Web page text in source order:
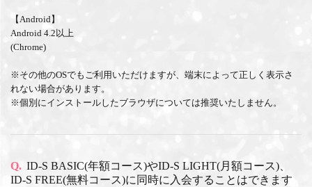
【Android】
Android 4.2以上
(Chrome)
※その他のOSでもご利用いただけますが、端末によって正しく表示さ
れない場合があります。
※個別にインストールしたブラウザについては推奨いたしません。
Q. ID-S BASIC(年額コース)やID-S LIGHT(月額コース)、
ID-S FREE(無料コース)に同時に入会することはできます